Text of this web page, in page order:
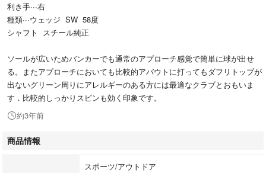
利き手···右
種類···ウェッジ SW 58度
シャフト スチール純正
ソールが広いためバンカーでも通常のアプローチ感覚で簡単に球が出せ
る。またアプローチにおいても比較的アバウトに打ってもダフリトップが
出ないグリーン周りにアレルギーのある方には最適なクラブとおもいま
す．比較的しっかりスピンも効く印象です。
約3年前
商品情報
スポーツ/アウトドア